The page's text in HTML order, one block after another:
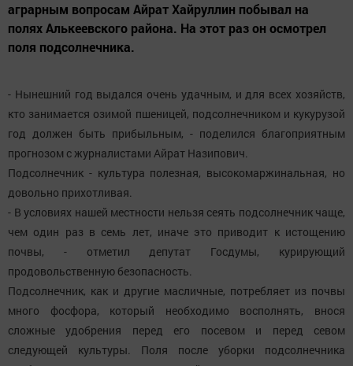
аграрным вопросам Айрат Хайруллин побывал на
полях Алькеевского района. На этот раз он осмотрел
поля подсолнечника.
- Нынешний год выдался очень удачным, и для всех хозяйств,
кто занимается озимой пшеницей, подсолнечником и кукурузой
год должен быть прибыльным, - поделился благоприятным
прогнозом с журналистами Айрат Назипович.
Подсолнечник - культура полезная, высокомаржинальная, но
довольно прихотливая.
- В условиях нашей местности нельзя сеять подсолнечник чаще,
чем один раз в семь лет, иначе это приводит к истощению
почвы, - отметил депутат Госдумы, курирующий
продовольственную безопасность.
Подсолнечник, как и другие масличные, потребляет из почвы
много фосфора, который необходимо восполнять, внося
сложные удобрения перед его посевом и перед севом
следующей культуры. Поля после уборки подсолнечника